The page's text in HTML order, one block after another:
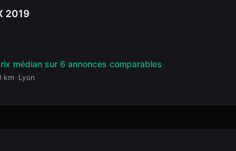
2019
médian sur 6 annonces comparables
km Lyon